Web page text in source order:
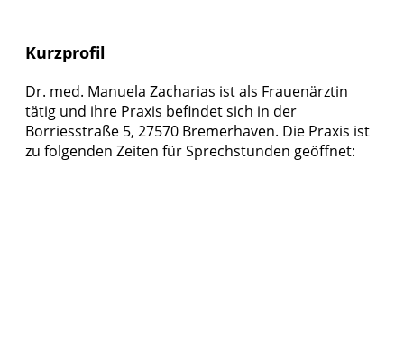
Kurzprofil
Dr. med. Manuela Zacharias ist als Frauenärztin
tätig und ihre Praxis befindet sich in der
Borriesstraße 5, 27570 Bremerhaven. Die Praxis ist
zu folgenden Zeiten für Sprechstunden geöffnet: